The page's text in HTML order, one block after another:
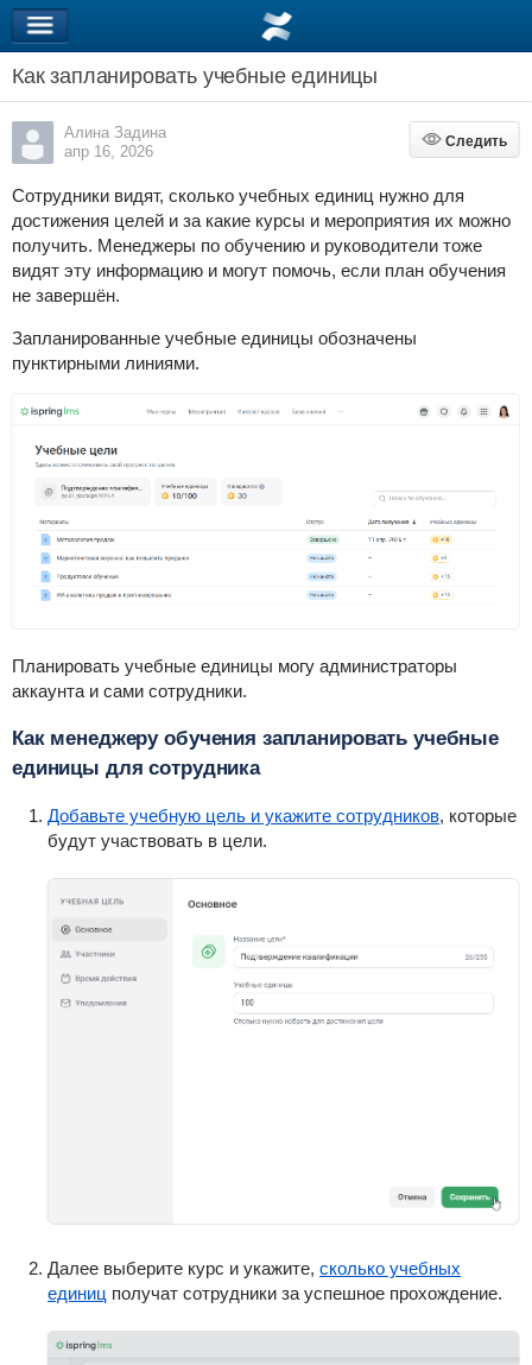
Как запланировать учебные единицы
Алина Задина
апр 16, 2026
Следить
Следить
Сотрудники видят, сколько учебных единиц нужно для
достижения целей и за какие курсы и мероприятия их можно
получить. Менеджеры по обучению и руководители тоже
видят эту информацию и могут помочь, если план обучения
не завершён.
Запланированные учебные единицы обозначены
пунктирными линиями.
Планировать учебные единицы могу администраторы
аккаунта и сами сотрудники.
Как менеджеру обучения запланировать учебные
единицы для сотрудника
Добавьте учебную цель и укажите сотрудников, которые
будут участвовать в цели.
Далее выберите курс и укажите, сколько учебных
единиц получат сотрудники за успешное прохождение.